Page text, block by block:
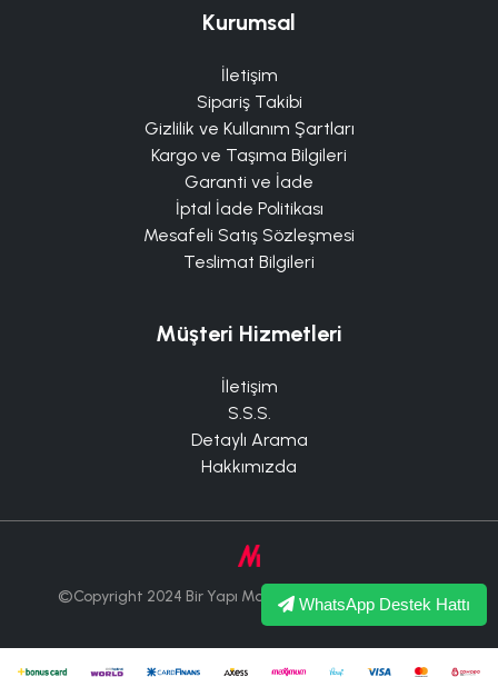
Kurumsal
İletişim
Sipariş Takibi
Gizlilik ve Kullanım Şartları
Kargo ve Taşıma Bilgileri
Garanti ve İade
İptal İade Politikası
Mesafeli Satış Sözleşmesi
Teslimat Bilgileri
Müşteri Hizmetleri
İletişim
S.S.S.
Detaylı Arama
Hakkımızda
©Copyright 2024 Bir Yapı Market Tüm Hakları Saklıdır.
WhatsApp Destek Hattı